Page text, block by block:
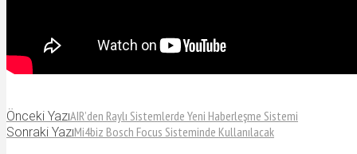
Önceki YazıAIR’den Raylı Sistemlerde Yeni Haberleşme Sistemi
Sonraki YazıMi4biz Bosch Focus Sisteminde Kullanılacak